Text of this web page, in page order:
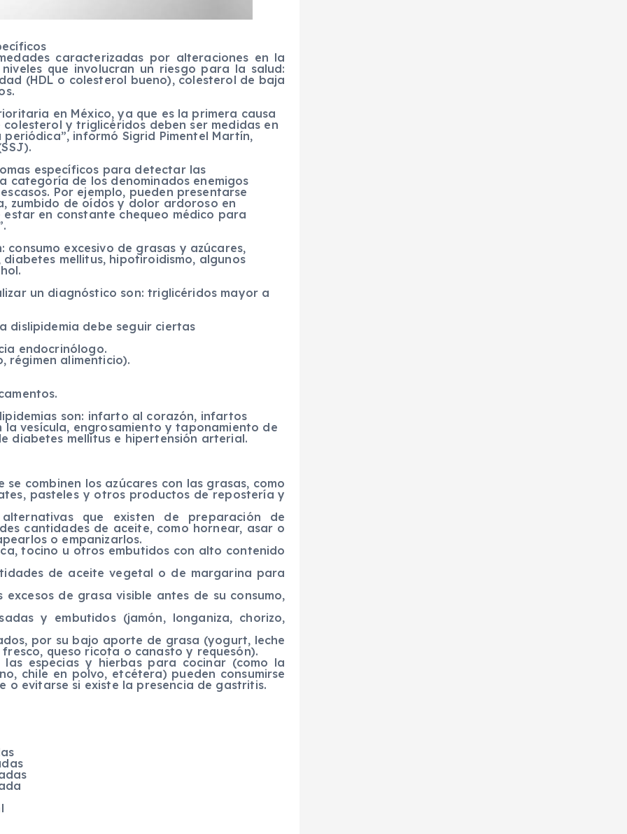
caracterizadas por alteraciones en la
que involucran un riesgo para la salud:
(HDL o colesterol bueno), colesterol de baja
en México, ya que es la primera causa
y triglicéridos deben ser medidas en
informó Sigrid Pimentel Martín,
específicos para detectar las
categoría de los denominados enemigos
Por ejemplo, pueden presentarse
zumbido de oídos y dolor ardoroso en
en constante chequeo médico para
consumo excesivo de grasas y azúcares,
mellitus, hipotiroidismo, algunos
un diagnóstico son: triglicéridos mayor a
dislipidemia debe seguir ciertas
endocrinólogo.
régimen alimenticio).
son: infarto al corazón, infartos
vesícula, engrosamiento y taponamiento de
diabetes mellitus e hipertensión arterial.
se combinen los azúcares con las grasas, como
pasteles y otros productos de repostería y
que existen de preparación de
cantidades de aceite, como hornear, asar o
o empanizarlos.
tocino u otros embutidos con alto contenido
de aceite vegetal o de margarina para
de grasa visible antes de su consumo,
y embutidos (jamón, longaniza, chorizo,
por su bajo aporte de grasa (yogurt, leche
queso ricota o canasto y requesón).
especias y hierbas para cocinar (como la
chile en polvo, etcétera) pueden consumirse
o evitarse si existe la presencia de gastritis.